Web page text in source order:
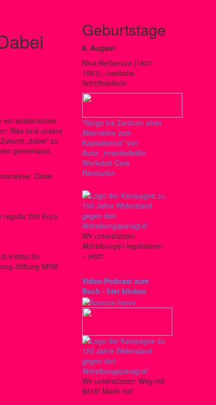
ein solidarisches
Was sind unsere
„dabei“ zu
gemeinsam,
Close
regulär 250 Euro,
Institut für
Stiftung NRW
Geburtstage
8. August
Nina Berberova (1901-
1993), russische
Schriftstellerin
"Sorge ins Zentrum einer
Alternative zum
Kapitalismus" von
Autor_innenkollektiv
Werkstatt Care
Revolution
Wir unterstützen:
Abtreibungen legalisieren
– jetzt!
Video-Podcast zum
Buch - hier klicken
Wir unterstützen: Weg mit
§218! Mach mit!